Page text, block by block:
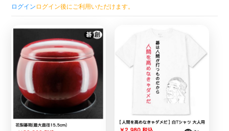
ログイン ログイン後にご利用いただけます。